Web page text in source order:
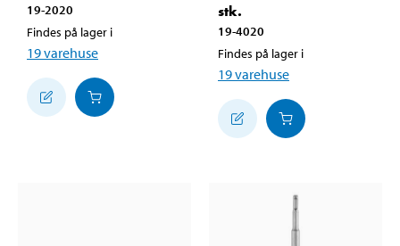
19-2020
Findes på lager i
19varehuse
stk.
19-4020
Findes på lager i
19varehuse